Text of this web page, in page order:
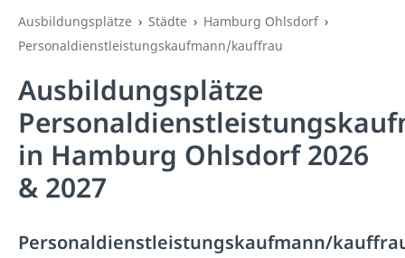
Ausbildungsplätze Städte
Hamburg Ohlsdorf
Personaldienstleistungskaufmann/kauffrau
Ausbildungsplätze
in Hamburg Ohlsdorf 2026
& 2027
Personaldienstleistungskaufmann/